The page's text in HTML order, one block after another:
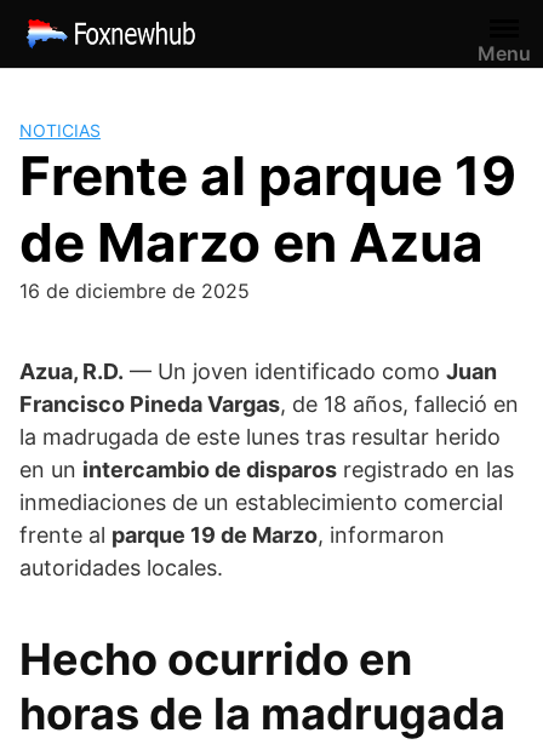
Saltar
contenido
Menu
NOTICIAS
Frente al parque 19
de Marzo en Azua
16 de diciembre de 2025
Azua, R.D. — Un joven identificado como Juan
Francisco Pineda Vargas, de 18 años, falleció en
la madrugada de este lunes tras resultar herido
en un intercambio de disparos registrado en las
inmediaciones de un establecimiento comercial
frente al parque 19 de Marzo, informaron
autoridades locales.
Hecho ocurrido en
horas de la madrugada